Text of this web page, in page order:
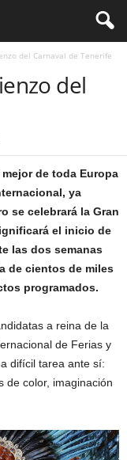
del Carnaval de Tenerife
del
mejor de toda Europa
ya
se celebrará la Gran
el inicio de
las dos semanas
de cientos de miles
programados.
a reina de la
de Ferias y
difícil tarea ante sí:
de color, imaginación